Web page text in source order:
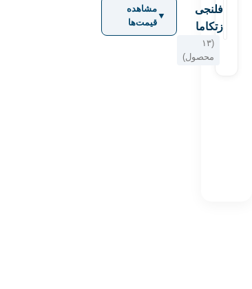
فلنجی
زتکاما
(۱۳
محصول)
▼
مشاهده
قیمت‌ها